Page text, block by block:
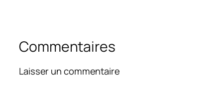
Commentaires
Laisser un commentaire